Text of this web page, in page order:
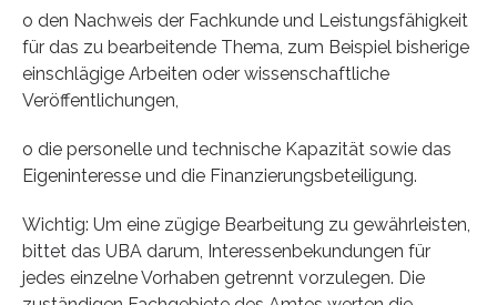
o den Nachweis der Fachkunde und Leistungsfähigkeit
für das zu bearbeitende Thema, zum Beispiel bisherige
einschlägige Arbeiten oder wissenschaftliche
Veröffentlichungen,
o die personelle und technische Kapazität sowie das
Eigeninteresse und die Finanzierungsbeteiligung.
Wichtig: Um eine zügige Bearbeitung zu gewährleisten,
bittet das UBA darum, Interessenbekundungen für
jedes einzelne Vorhaben getrennt vorzulegen. Die